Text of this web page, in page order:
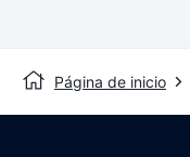
Página de inicio